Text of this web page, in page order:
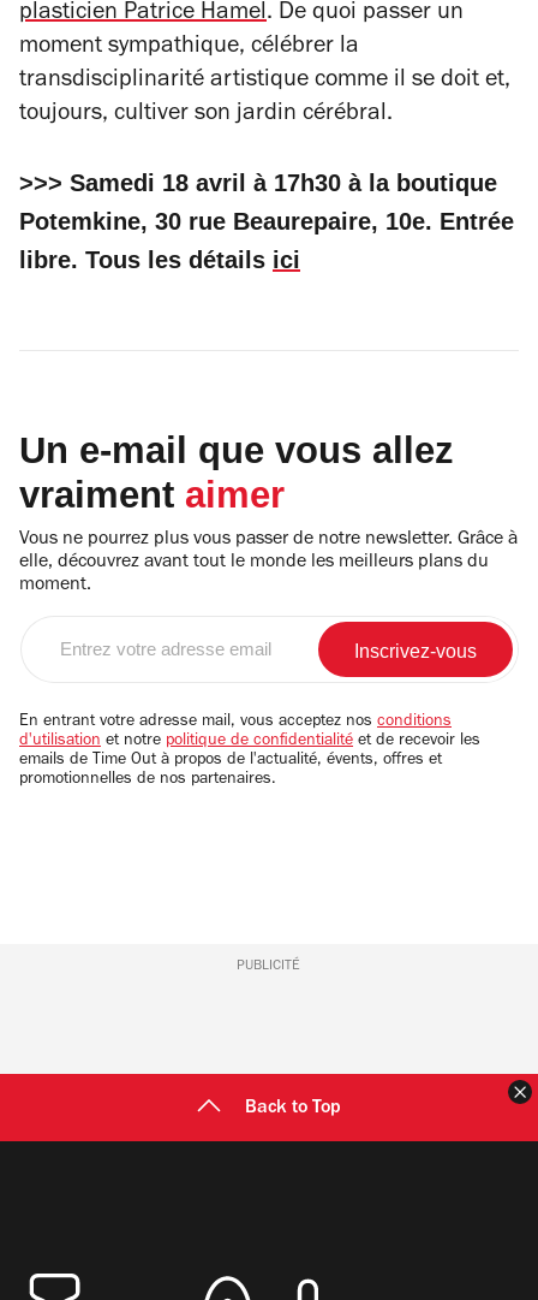
plasticien Patrice Hamel. De quoi passer un
moment sympathique, célébrer la
transdisciplinarité artistique comme il se doit et,
toujours, cultiver son jardin cérébral.
>>> Samedi 18 avril à 17h30 à la boutique
Potemkine, 30 rue Beaurepaire, 10e. Entrée
libre. Tous les détails ici
Un e-mail que vous allez
vraiment aimer
Vous ne pourrez plus vous passer de notre newsletter. Grâce à
elle, découvrez avant tout le monde les meilleurs plans du
moment.
email
En entrant votre adresse mail, vous acceptez nos conditions
d'utilisation et notre politique de confidentialité et de recevoir les
emails de Time Out à propos de l'actualité, évents, offres et
promotionnelles de nos partenaires.
PUBLICITÉ
Back to Top